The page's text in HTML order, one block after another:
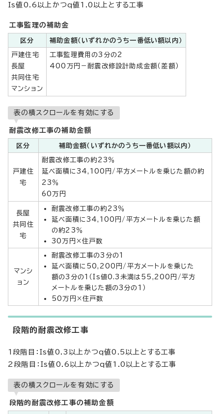
Is値0.6以上かつq値1.0以上とする工事
工事監理の補助金
区分 補助金額（いずれかのうち一番低い額以内）
戸建住宅
長屋
共同住宅
マンション
工事監理費用の3分の2
400万円－耐震改修設計助成金額（差額）
表の横スクロールを有効にする
耐震改修工事の補助金額
区分 補助金額（いずれかのうち一番低い額以内）
戸建住
宅
耐震改修工事の約23％
延べ面積に34,100円/平方メートルを乗じた額の約
23％
60万円
長屋
共同住
宅
耐震改修工事の約23％
延べ面積に34,100円/平方メートルを乗じた額
の約23％
30万円×住戸数
マンシ
ョン
耐震改修工事の3分の1
延べ面積に50,200円/平方メートルを乗じた
額の3分の1（Is値0.3未満は55,200円/平方
メートルを乗じた額の3分の1）
50万円×住戸数
段階的耐震改修工事
1段階目：Is値0.3以上かつq値0.5以上とする工事
2段階目：Is値0.6以上かつq値1.0以上とする工事
表の横スクロールを有効にする
段階的耐震改修工事の補助金額